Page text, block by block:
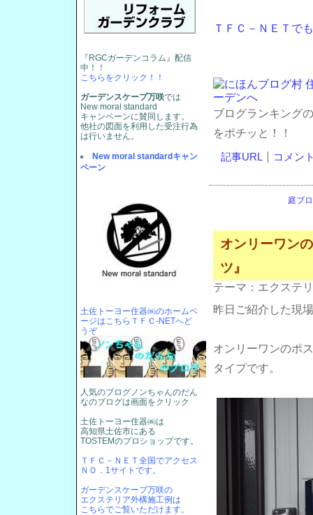
ＴＦＣ－ＮＥＴで
ブログランキング
をポチッと！！
記事URL コメン
庭ブ
オンリーワン
ツ』
テーマ： エクステ
昨日ご紹介した現
オンリーワンのポ
タイプです。
『RGCガーデンコラム』配信
中！！
こちらをクリック！！
ガーデンスケープ万咲では
New moral standard
キャンペーンに賛同します。
他社の図面を利用した受注行為
は行いません。
New moral standardキャン
ペーン
土佐トーヨー住器㈱のホームペ
ージはこちらＴＦＣ-NETへど
うぞ
人気のブログノンちゃんのだん
なのブログは画面をクリック
土佐トーヨー住器㈱は
高知県土佐市にある
TOSTEMのプロショップです。
ＴＦＣ－ＮＥＴ全国でアクセス
ＮＯ．1サイトです。
ガーデンスケープ万咲の
エクステリア外構施工例は
こちらでご覧いただけます。